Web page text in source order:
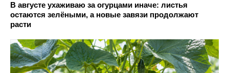
В августе ухаживаю за огурцами иначе: листья
остаются зелёными, а новые завязи продолжают
расти